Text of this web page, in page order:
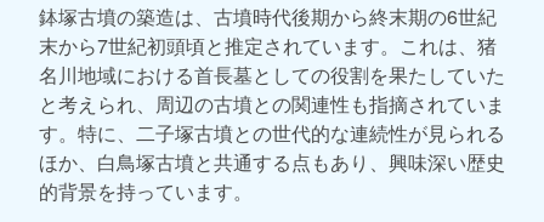
鉢塚古墳の築造は、古墳時代後期から終末期の6世紀
末から7世紀初頭頃と推定されています。これは、猪
名川地域における首長墓としての役割を果たしていた
と考えられ、周辺の古墳との関連性も指摘されていま
す。特に、二子塚古墳との世代的な連続性が見られる
ほか、白鳥塚古墳と共通する点もあり、興味深い歴史
的背景を持っています。